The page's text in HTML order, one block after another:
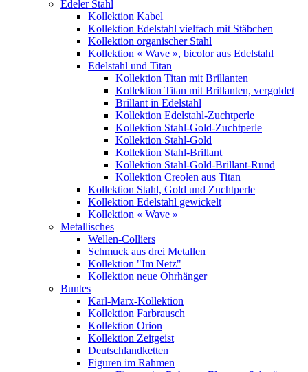
Edeler Stahl
Kollektion Kabel
Kollektion Edelstahl vielfach mit Stäbchen
Kollektion organischer Stahl
Kollektion « Wave », bicolor aus Edelstahl
Edelstahl und Titan
Kollektion Titan mit Brillanten
Kollektion Titan mit Brillanten, vergoldet
Brillant in Edelstahl
Kollektion Edelstahl-Zuchtperle
Kollektion Stahl-Gold-Zuchtperle
Kollektion Stahl-Gold
Kollektion Stahl-Brillant
Kollektion Stahl-Gold-Brillant-Rund
Kollektion Creolen aus Titan
Kollektion Stahl, Gold und Zuchtperle
Kollektion Edelstahl gewickelt
Kollektion « Wave »
Metallisches
Wellen-Colliers
Schmuck aus drei Metallen
Kollektion "Im Netz"
Kollektion neue Ohrhänger
Buntes
Karl-Marx-Kollektion
Kollektion Farbrausch
Kollektion Orion
Kollektion Zeitgeist
Deutschlandketten
Figuren im Rahmen